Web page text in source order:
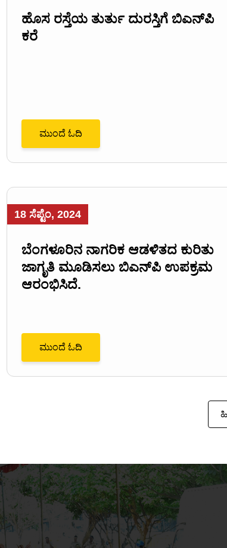
ಹೊಸ ರಸ್ತೆಯ ತುರ್ತು ದುರಸ್ತಿಗೆ ಬಿಎನ್‌ಪಿ
ಕರೆ
ಮುಂದೆ ಓದಿ
18 ಸೆಪ್ಟೆಂ, 2024
ಬೆಂಗಳೂರಿನ ನಾಗರಿಕ ಆಡಳಿತದ ಕುರಿತು
ಜಾಗೃತಿ ಮೂಡಿಸಲು ಬಿಎನ್‌ಪಿ ಉಪಕ್ರಮ
ಆರಂಭಿಸಿದೆ.
ಮುಂದೆ ಓದಿ